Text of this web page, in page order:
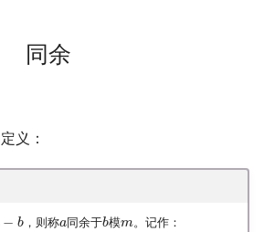
同余
义：
− b，则称a同余于b模m。记作：